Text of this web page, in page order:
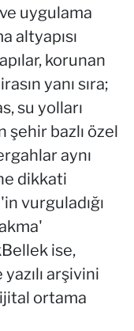
uygulama
altyapısı
korunan
yanı sıra;
su yolları
şehir bazlı özel
aynı
dikkati
vurguladığı
ise,
arşivini
ortama